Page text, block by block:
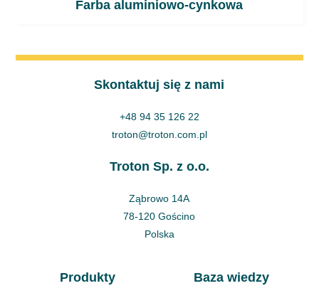
Farba aluminiowo-cynkowa
Skontaktuj się z nami
+48 94 35 126 22
troton@troton.com.pl
Troton Sp. z o.o.
Ząbrowo 14A
78-120 Gościno
Polska
Produkty Baza wiedzy